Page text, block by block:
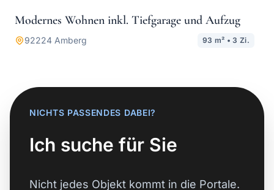
MIETE
Modernes Wohnen inkl. Tiefgarage und Aufzug
92224 Amberg 93 m² •3 Zi.
NICHTS PASSENDES DABEI?
Ich suche für Sie
Nicht jedes Objekt kommt in die Portale.